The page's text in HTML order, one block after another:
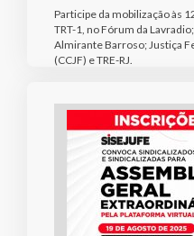
Participe da mobilização às
TRT-1, no Fórum da
Almirante Barroso; Justiça
(CCJF) e TRE-RJ.